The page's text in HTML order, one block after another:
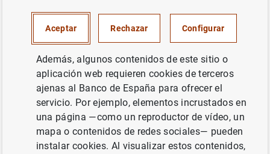
MÉTODOS CUANTITATIVOS
EFECTIVO, MONEDAS Y BILLETES
MERCADO DE TRABAJO DESIGUALDAD
Aceptar Rechazar Configurar
Además, algunos contenidos de este sitio o
aplicación web requieren cookies de terceros
ajenas al Banco de España para ofrecer el
servicio. Por ejemplo, elementos incrustados en
una página —como un reproductor de vídeo, un
mapa o contenidos de redes sociales— pueden
instalar cookies. Al visualizar estos contenidos,